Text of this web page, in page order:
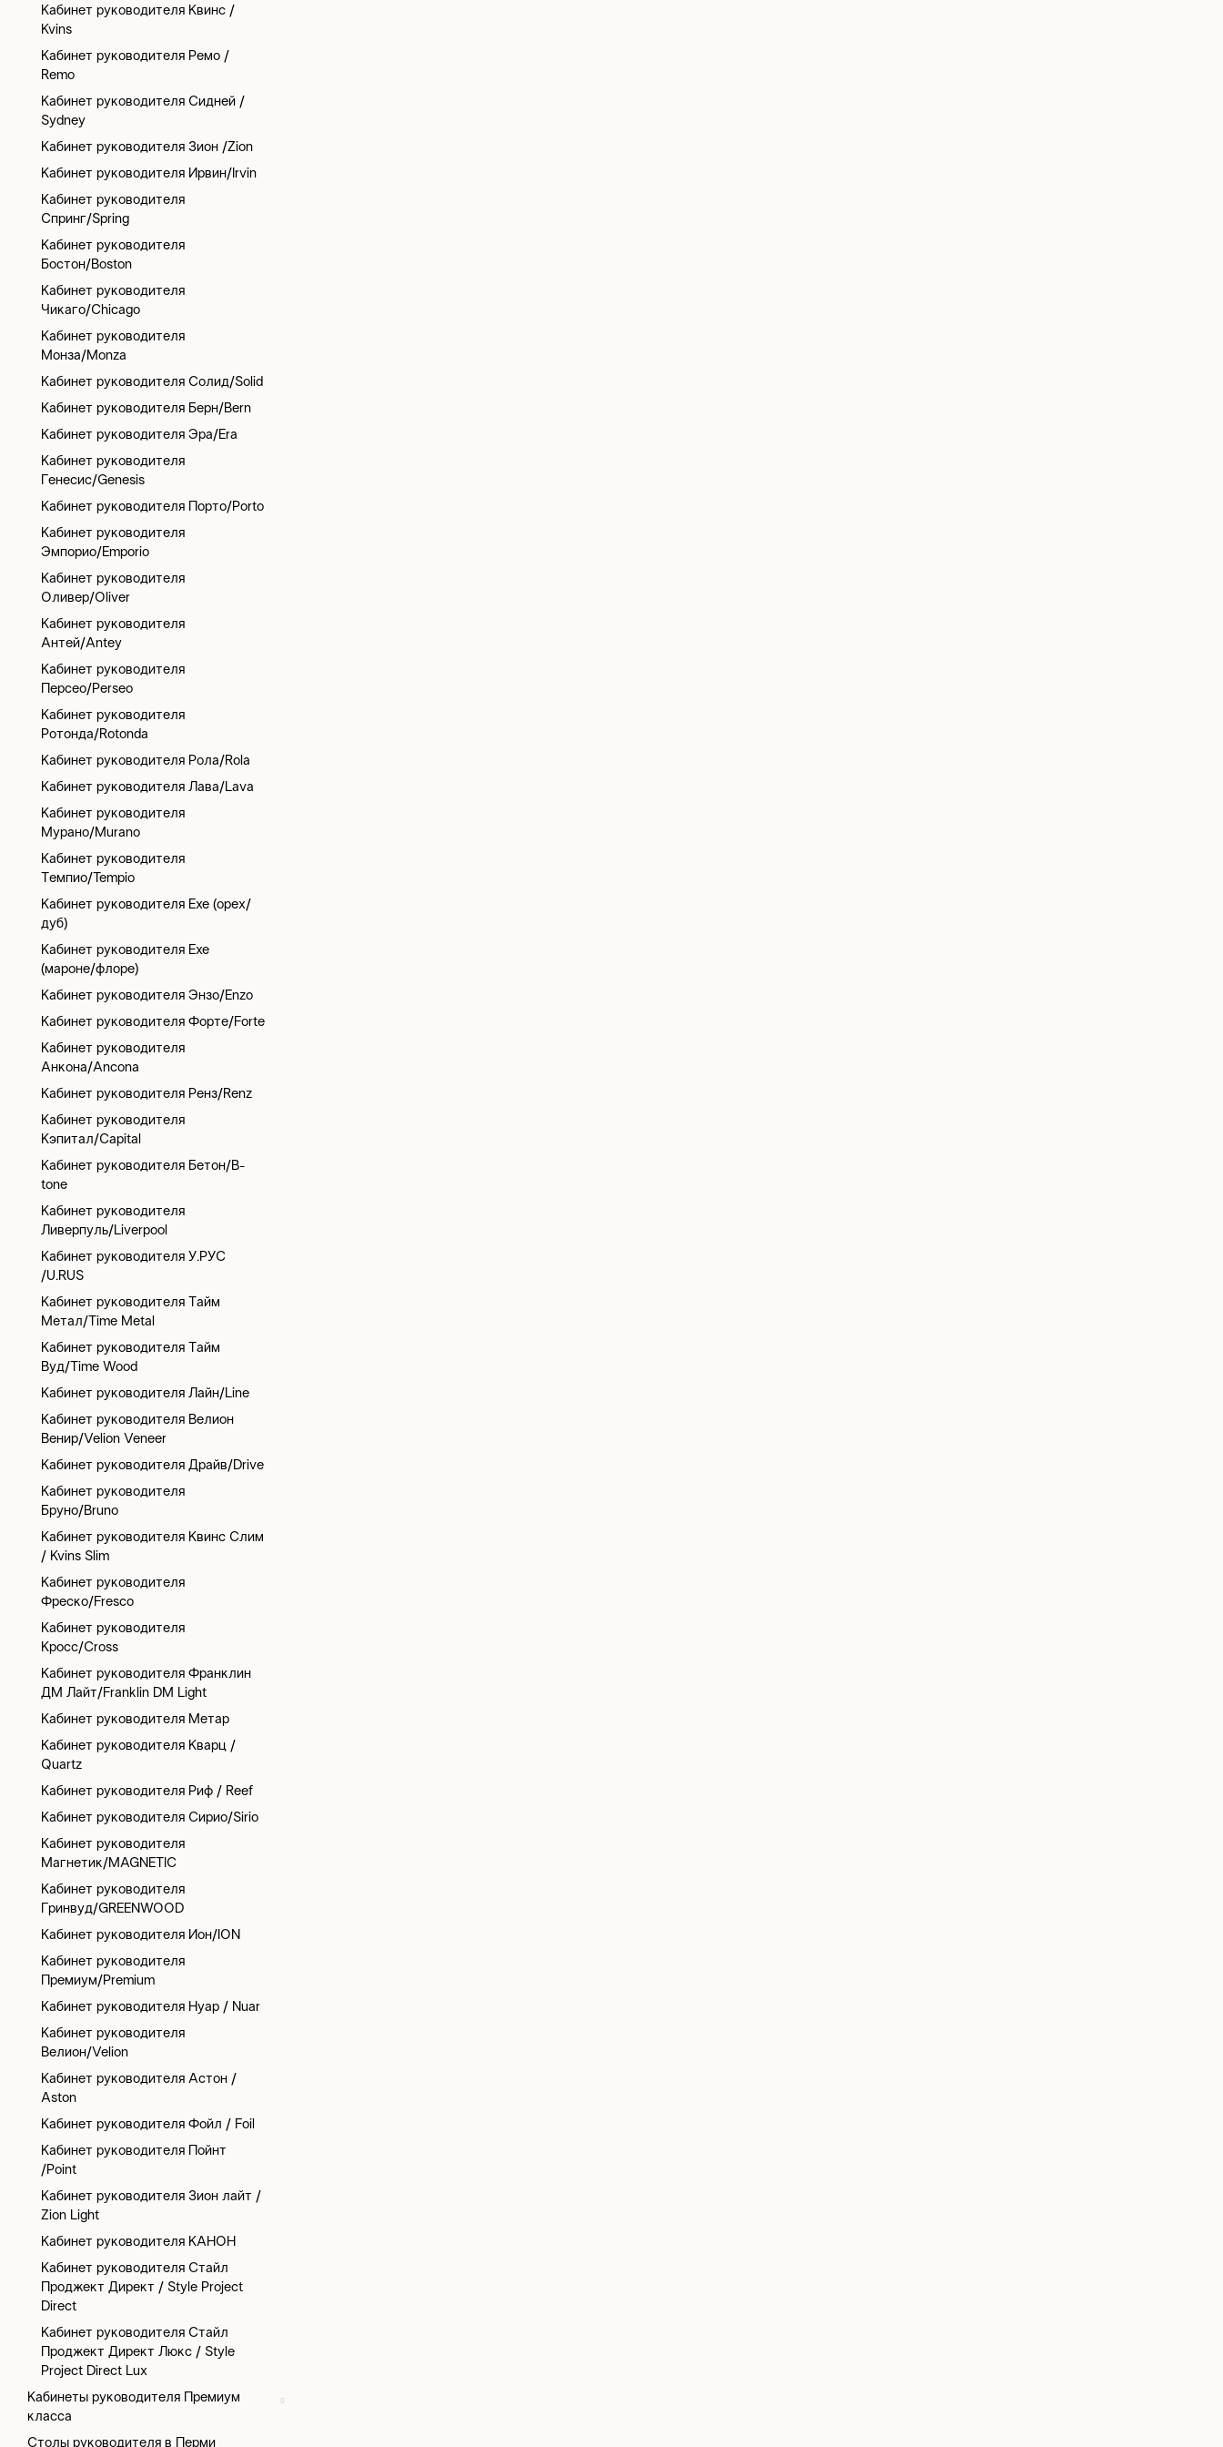
Кабинет руководителя Квинс /
Kvins
Кабинет руководителя Ремо /
Remo
Кабинет руководителя Сидней /
Sydney
Кабинет руководителя Зион /Zion
Кабинет руководителя Ирвин/Irvin
Кабинет руководителя
Спринг/Spring
Кабинет руководителя
Бостон/Boston
Кабинет руководителя
Чикаго/Chicago
Кабинет руководителя
Монза/Monza
Кабинет руководителя Солид/Solid
Кабинет руководителя Берн/Bern
Кабинет руководителя Эра/Era
Кабинет руководителя
Генесис/Genesis
Кабинет руководителя Порто/Porto
Кабинет руководителя
Эмпорио/Emporio
Кабинет руководителя
Оливер/Oliver
Кабинет руководителя
Антей/Antey
Кабинет руководителя
Персео/Perseo
Кабинет руководителя
Ротонда/Rotonda
Кабинет руководителя Рола/Rola
Кабинет руководителя Лава/Lava
Кабинет руководителя
Мурано/Murano
Кабинет руководителя
Темпио/Tempio
Кабинет руководителя Exe (орех/
дуб)
Кабинет руководителя Exe
(мароне/флоре)
Кабинет руководителя Энзо/Enzo
Кабинет руководителя Форте/Forte
Кабинет руководителя
Анкона/Ancona
Кабинет руководителя Ренз/Renz
Кабинет руководителя
Кэпитал/Capital
Кабинет руководителя Бетон/B-
tone
Кабинет руководителя
Ливерпуль/Liverpool
Кабинет руководителя У.РУС
/U.RUS
Кабинет руководителя Тайм
Метал/Time Metal
Кабинет руководителя Тайм
Вуд/Time Wood
Кабинет руководителя Лайн/Line
Кабинет руководителя Велион
Венир/Velion Veneer
Кабинет руководителя Драйв/Drive
Кабинет руководителя
Бруно/Bruno
Кабинет руководителя Квинс Слим
/ Kvins Slim
Кабинет руководителя
Фреско/Fresco
Кабинет руководителя
Кросс/Cross
Кабинет руководителя Франклин
ДМ Лайт/Franklin DM Light
Кабинет руководителя Метар
Кабинет руководителя Кварц /
Quartz
Кабинет руководителя Риф / Reef
Кабинет руководителя Сирио/Sirio
Кабинет руководителя
Магнетик/MAGNETIC
Кабинет руководителя
Гринвуд/GREENWOOD
Кабинет руководителя Ион/ION
Кабинет руководителя
Премиум/Premium
Кабинет руководителя Нуар / Nuar
Кабинет руководителя
Велион/Velion
Кабинет руководителя Астон /
Aston
Кабинет руководителя Фойл / Foil
Кабинет руководителя Пойнт
/Point
Кабинет руководителя Зион лайт /
Zion Light
Кабинет руководителя КАНОН
Кабинет руководителя Стайл
Проджект Директ / Style Project
Direct
Кабинет руководителя Стайл
Проджект Директ Люкс / Style
Project Direct Lux
Кабинеты руководителя Премиум
класса
Столы руководителя в Перми